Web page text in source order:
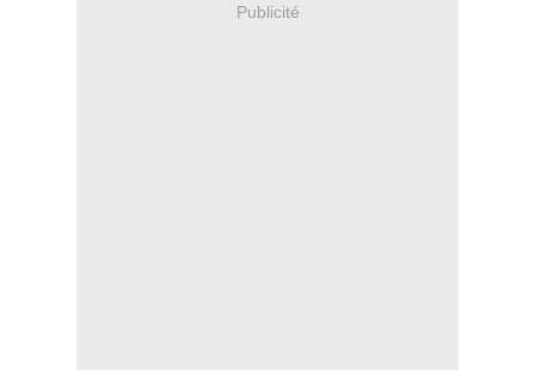
Publicité